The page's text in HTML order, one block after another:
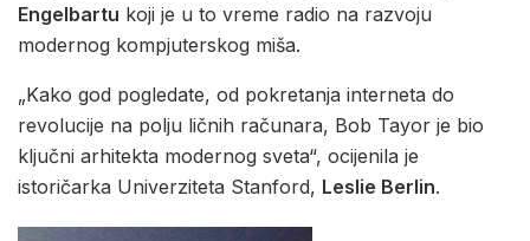
Engelbartu koji je u to vreme radio na razvoju
modernog kompjuterskog miša.
„Kako god pogledate, od pokretanja interneta do
revolucije na polju ličnih računara, Bob Tayor je bio
ključni arhitekta modernog sveta“, ocijenila je
istoričarka Univerziteta Stanford, Leslie Berlin.